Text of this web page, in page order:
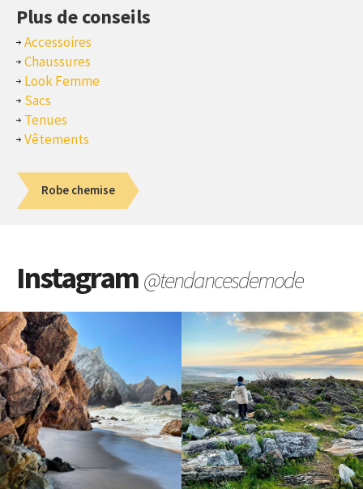
Plus de conseils
Accessoires
Chaussures
Look Femme
Sacs
Tenues
Vêtements
Robe chemise
Instagram@tendancesdemode